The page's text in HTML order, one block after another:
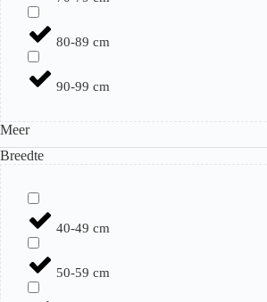
80-89 cm
90-99 cm
Meer
Breedte
40-49 cm
50-59 cm